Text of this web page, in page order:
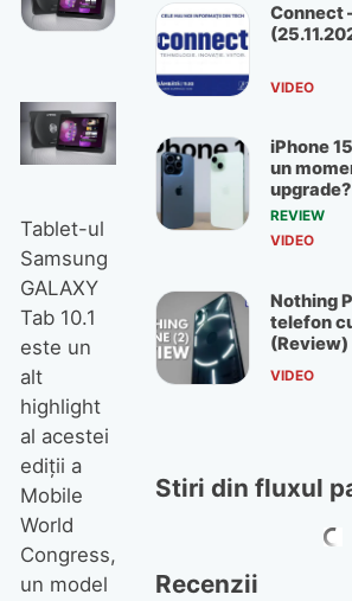
Tablet-ul
Samsung
GALAXY
Tab 10.1
este un
alt
highlight
al acestei
ediţii a
Mobile
World
Congress,
un model
Connect
VIDEO
iPhone
un
REVIEW
VIDEO
Nothing
telefon
(Review)
VIDEO
Stiri din fluxul
Recenzii